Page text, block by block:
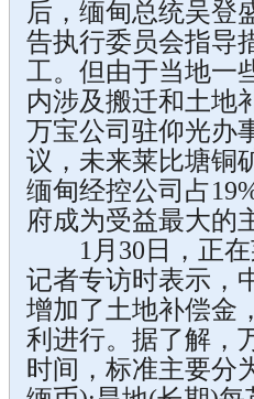
后，缅甸总统吴登
告执行委员会指导
工。但由于当地一
内涉及搬迁和土地
万宝公司驻仰光办
议，未来莱比塘铜
缅甸经控公司占
府成为受益最大的
1月30日，正在
记者专访时表示，
增加了土地补偿金
利进行。据了解，
时间，标准主要分